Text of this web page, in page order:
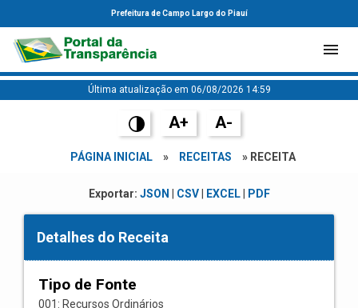
Prefeitura de Campo Largo do Piauí
Última atualização em 06/08/2026 14:59
A+ A-
PÁGINA INICIAL » RECEITAS » RECEITA
Exportar: JSON CSV| EXCEL| PDF
Detalhes do Receita
Tipo de Fonte
001: Recursos Ordinários